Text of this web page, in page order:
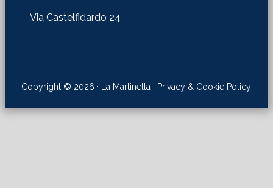
Via Castelfidardo 24
Copyright © 2026 · La Martinella · Privacy & Cookie Policy